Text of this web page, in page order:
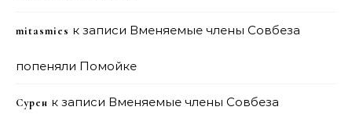
mitasmies к записи Вменяемые члены Совбеза
попеняли Помойке
Сурен к записи Вменяемые члены Совбеза